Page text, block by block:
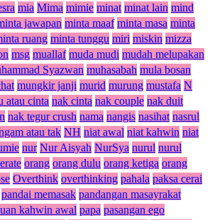
mia Mima mimie minat minat lain mind
jawapan minta maaf minta masa minta
ruang minta tunggu miri miskin mizza
msg muallaf muda mudi mudah melupakan
Syazwan muhasabah mula bosan
mungkir janji murid murung mustafa N
atau cinta nak cinta nak couple nak duit
nak tegur crush nama nangis nasihat nasrul
atau tak NH niat awal niat kahwin niat
nur Nur Aisyah NurSya nurul nurul
orang orang dulu orang ketiga orang
Overthink overthinking pahala paksa cerai
pandai memasak pandangan masayrakat
kahwin awal papa pasangan ego